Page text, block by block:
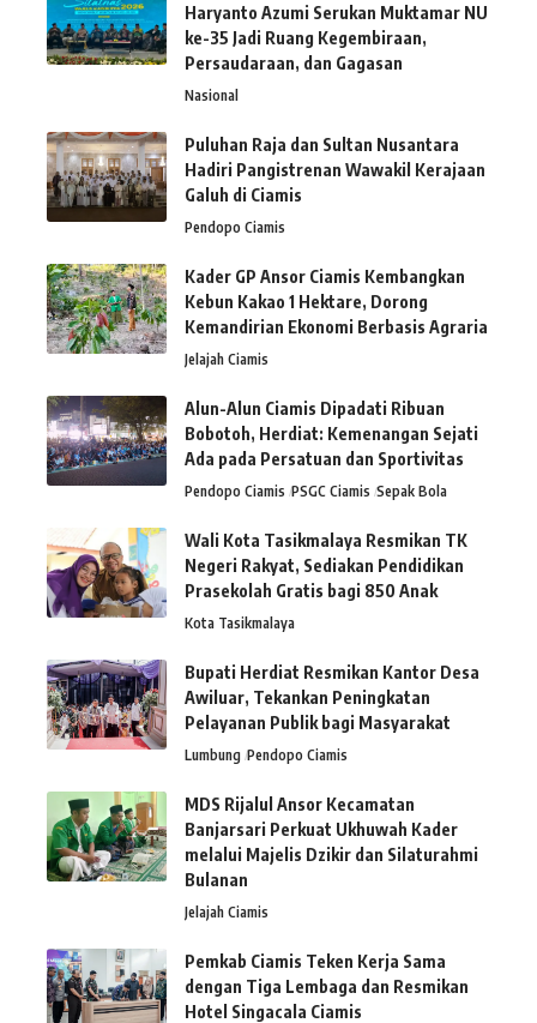
Haryanto Azumi Serukan Muktamar NU
ke-35 Jadi Ruang Kegembiraan,
Persaudaraan, dan Gagasan
Nasional
Puluhan Raja dan Sultan Nusantara
Hadiri Pangistrenan Wawakil Kerajaan
Galuh di Ciamis
Pendopo Ciamis
Kader GP Ansor Ciamis Kembangkan
Kebun Kakao 1 Hektare, Dorong
Kemandirian Ekonomi Berbasis Agraria
Jelajah Ciamis
Alun-Alun Ciamis Dipadati Ribuan
Bobotoh, Herdiat: Kemenangan Sejati
Ada pada Persatuan dan Sportivitas
Pendopo Ciamis PSGC Ciamis Sepak Bola
Wali Kota Tasikmalaya Resmikan TK
Negeri Rakyat, Sediakan Pendidikan
Prasekolah Gratis bagi 850 Anak
Kota Tasikmalaya
Bupati Herdiat Resmikan Kantor Desa
Awiluar, Tekankan Peningkatan
Pelayanan Publik bagi Masyarakat
Lumbung Pendopo Ciamis
MDS Rijalul Ansor Kecamatan
Banjarsari Perkuat Ukhuwah Kader
melalui Majelis Dzikir dan Silaturahmi
Bulanan
Jelajah Ciamis
Pemkab Ciamis Teken Kerja Sama
dengan Tiga Lembaga dan Resmikan
Hotel Singacala Ciamis